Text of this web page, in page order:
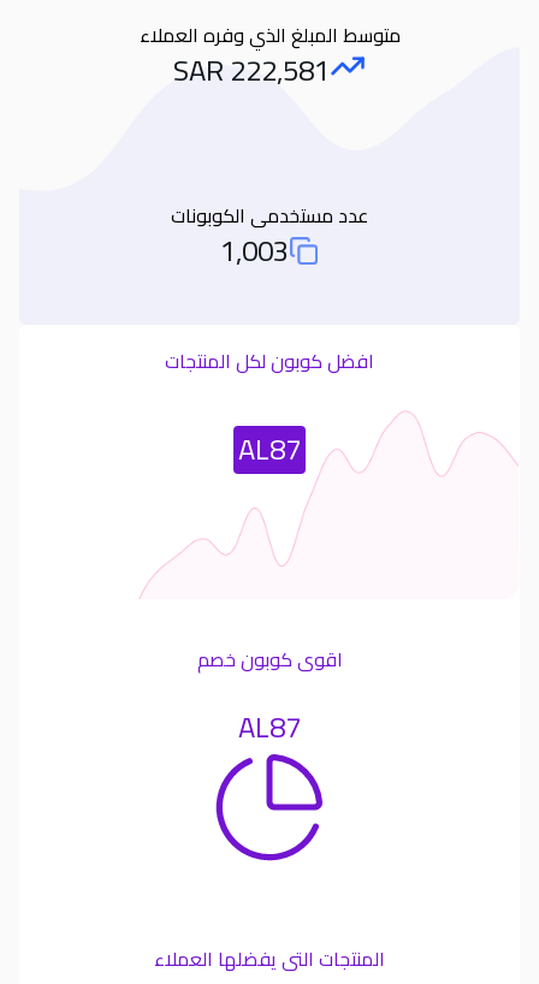
متوسط المبلغ الذي وفره العملاء
Amount Saved
222,581
SAR
عدد مستخدمى الكوبونات
Total Used Coupons
1,003
افضل كوبون لكل المنتجات
Most Used CouponAL87
اقوى كوبون خصم
AL87
المنتجات التى يفضلها العملاء